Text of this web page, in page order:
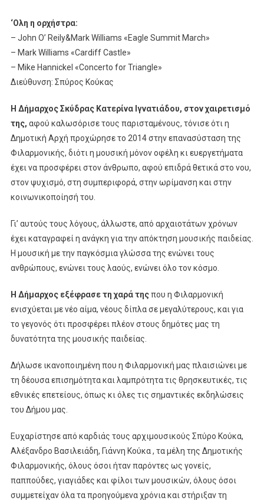
‘Ολη η ορχήστρα:
– John O’ Reily&Mark Williams «Eagle Summit March»
– Mark Williams «Cardiff Castle»
– Mike Hannickel «Concerto for Triangle»
Διεύθυνση: Σπύρος Κούκας
Η Δήμαρχος Σκύδρας Κατερίνα Ιγνατιάδου, στον χαιρετισμό
της, αφού καλωσόρισε τους παρισταμένους, τόνισε ότι η
Δημοτική Αρχή προχώρησε το 2014 στην επανασύσταση της
Φιλαρμονικής, διότι η μουσική μόνον οφέλη κι ευεργετήματα
έχει να προσφέρει στον άνθρωπο, αφού επιδρά θετικά στο νου,
στον ψυχισμό, στη συμπεριφορά, στην ωρίμανση και στην
κοινωνικοποίησή του.
Γι’ αυτούς τους λόγους, άλλωστε, από αρχαιοτάτων χρόνων
έχει καταγραφεί η ανάγκη για την απόκτηση μουσικής παιδείας.
Η μουσική με την παγκόσμια γλώσσα της ενώνει τους
ανθρώπους, ενώνει τους λαούς, ενώνει όλο τον κόσμο.
Η Δήμαρχος εξέφρασε τη χαρά τηςπου η Φιλαρμονική
ενισχύεται με νέο αίμα, νέους δίπλα σε μεγαλύτερους, και για
το γεγονός ότι προσφέρει πλέον στους δημότες μας τη
δυνατότητα της μουσικής παιδείας.
Δήλωσε ικανοποιημένη που η Φιλαρμονική μας πλαισιώνει με
τη δέουσα επισημότητα και λαμπρότητα τις θρησκευτικές, τις
εθνικές επετείους, όπως κι όλες τις σημαντικές εκδηλώσεις
του Δήμου μας.
Ευχαρίστησε από καρδιάς τους αρχιμουσικούς Σπύρο Κούκα,
Αλέξανδρο Βασιλειάδη, Γιάννη Κούκα , τα μέλη της Δημοτικής
Φιλαρμονικής, όλους όσοι ήταν παρόντες ως γονείς,
παππούδες, γιαγιάδες και φίλοι των μουσικών, όλους όσοι
συμμετείχαν όλα τα προηγούμενα χρόνια και στήριξαν τη